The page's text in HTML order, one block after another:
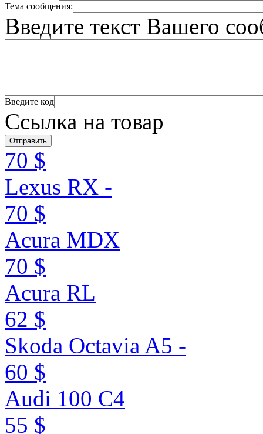
Тема сообщения:
Введите текст Вашего
Введите код
Ссылка на товар
70 $
Lexus RX -
70 $
Acura MDX
70 $
Acura RL
62 $
Skoda Octavia A5 -
60 $
Audi 100 C4
55 $